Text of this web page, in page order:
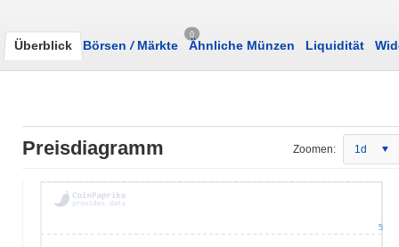
Überblick Börsen /Märkte
0
Ähnliche Münzen Liquidität
Preisdiagramm Zoomen: 1d
5